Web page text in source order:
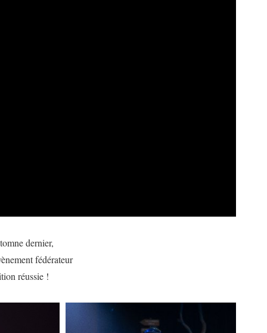
dernier,
fédérateur
réussie !